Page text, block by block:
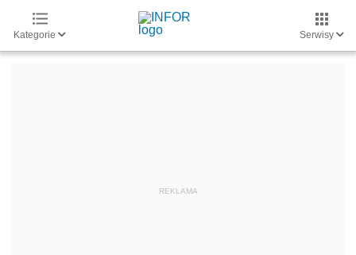
Kategorie Serwisy